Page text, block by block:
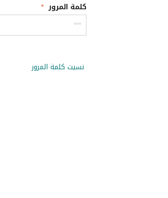
كلمة المرور
نسيت كلمة المرور